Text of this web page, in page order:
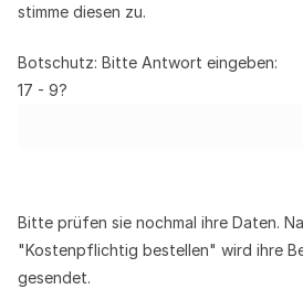
stimme diesen zu.
Botschutz: Bitte Antwort eingeben:
17 - 9?
Bitte prüfen sie nochmal ihre Daten.
"Kostenpflichtig bestellen" wird ihre
gesendet.